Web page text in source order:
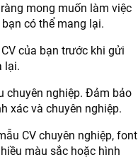
mong muốn làm việc
có thể mang lại.
của bạn trước khi gửi
lại.
chuyên nghiệp. Đảm bảo
xác và chuyên nghiệp.
CV chuyên nghiệp, font
màu sắc hoặc hình